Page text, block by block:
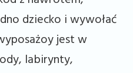
dziecko i wywołać
jest w
labirynty,